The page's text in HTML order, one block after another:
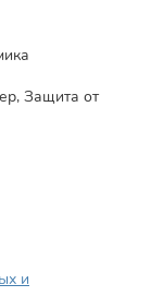
Защита от
и